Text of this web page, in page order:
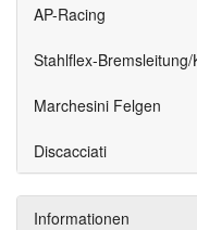
AP-Racing
Stahlflex-Bremsleitung/
Marchesini Felgen
Discacciati
Informationen